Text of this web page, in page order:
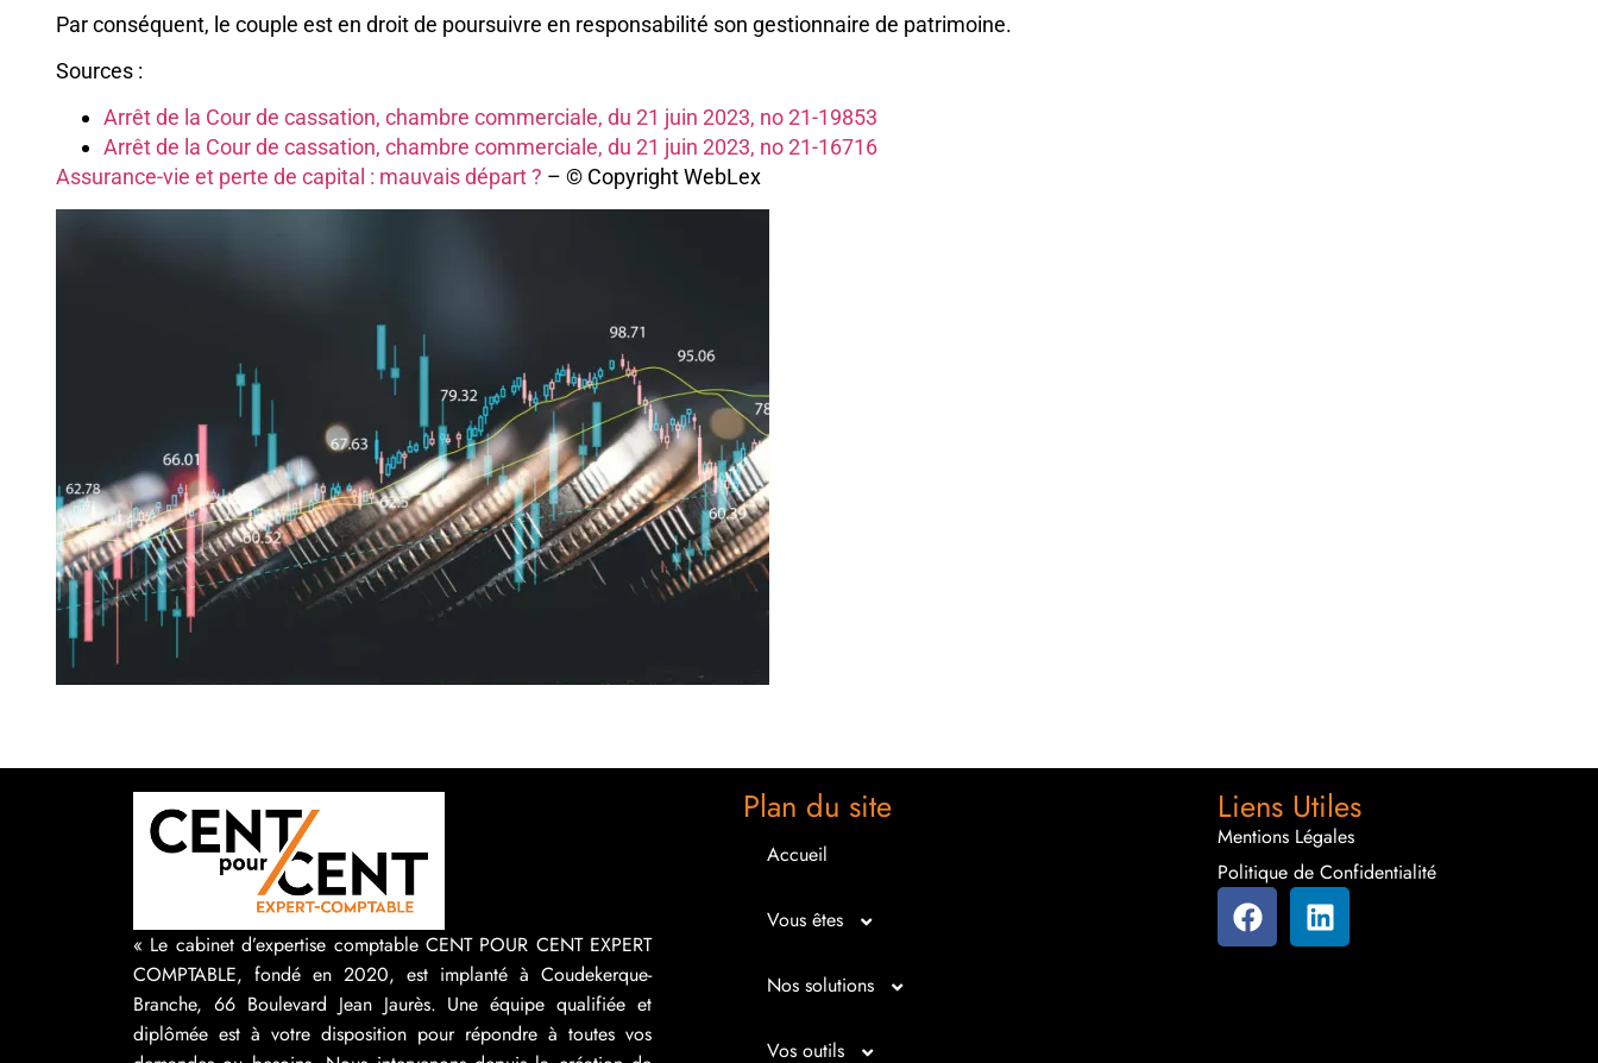
Par conséquent, le couple est en droit de poursuivre en responsabilité son gestionnaire de patrimoine.
Sources :
Arrêt de la Cour de cassation, chambre commerciale, du 21 juin 2023, no 21-19853
Arrêt de la Cour de cassation, chambre commerciale, du 21 juin 2023, no 21-16716
Assurance-vie et perte de capital : mauvais départ ? – © Copyright WebLex
« Le cabinet d’expertise comptable CENT POUR CENT EXPERT
COMPTABLE, fondé en 2020, est implanté à Coudekerque-
Branche, 66 Boulevard Jean Jaurès. Une équipe qualifiée et
diplômée est à votre disposition pour répondre à toutes vos
Plan du site
Accueil
Vous êtes
Micro entrepreneur
Créateur d’entreprise
Nos solutions
Entrepreunariat
Vos outils
Liens Utiles
Mentions Légales
Politique de Confidentialité